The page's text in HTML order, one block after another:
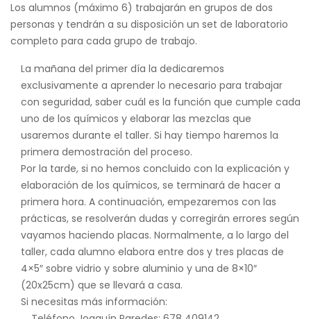
Los alumnos (máximo 6) trabajarán en grupos de dos
personas y tendrán a su disposición un set de laboratorio
completo para cada grupo de trabajo.
La mañana del primer día la dedicaremos
exclusivamente a aprender lo necesario para trabajar
con seguridad, saber cuál es la función que cumple cada
uno de los químicos y elaborar las mezclas que
usaremos durante el taller. Si hay tiempo haremos la
primera demostración del proceso.
Por la tarde, si no hemos concluido con la explicación y
elaboración de los químicos, se terminará de hacer a
primera hora. A continuación, empezaremos con las
prácticas, se resolverán dudas y corregirán errores según
vayamos haciendo placas. Normalmente, a lo largo del
taller, cada alumno elabora entre dos y tres placas de
4×5″ sobre vidrio y sobre aluminio y una de 8×10″
(20x25cm) que se llevará a casa.
Si necesitas más información: